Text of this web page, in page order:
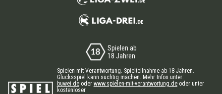
Spielen ab
18 Jahren
Spielen mit Verantwortung. Spielteilnahme ab 18 Jahren.
Glücksspiel kann süchtig machen. Mehr Infos unter:
buwei.deoder www.spielen-mit-verantwortung.deoder unter
kostenloser